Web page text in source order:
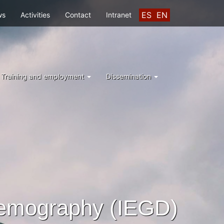
ES EN
Activities Contact Intranet
Training and employment Dissemination
(IEGD)